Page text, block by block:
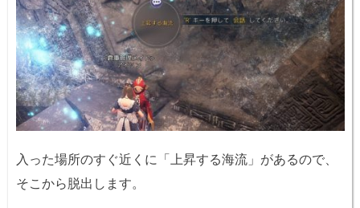
入った場所のすぐ近くに「上昇する海流」があるので、
そこから脱出します。